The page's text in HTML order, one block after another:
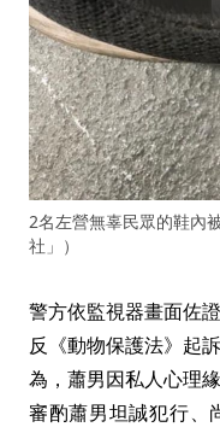
2名左營無辜民眾的鞋內
社」）
警方依監視器畫面佐
反《動物保護法》起
為，蕭男因私人心理
審酌蕭男坦誠犯行、